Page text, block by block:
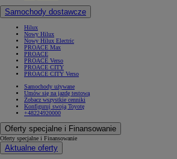
Samochody dostawcze
Hilux
Nowy Hilux
Nowy Hilux Electric
PROACE Max
PROACE
PROACE Verso
PROACE CITY
PROACE CITY Verso
Samochody używane
Umów się na jazdę testową
Zobacz wszystkie cenniki
Konfiguruj swoją Toyotę
+48224920000
Oferty specjalne i Finansowanie
Oferty specjalne i Finansowanie
Aktualne oferty